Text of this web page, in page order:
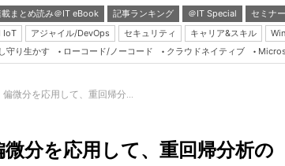
載まとめ読み＠IT eBook 記事ランキング ＠IT Special セミナー
IoT アジャイル/DevOps セキュリティ キャリア&スキル
Server
Java Agile
守り生かす ローコード/ノーコード クラウドネイティブ
偏微分を応用して、重回帰分...
微分を応用して、重回帰分析の